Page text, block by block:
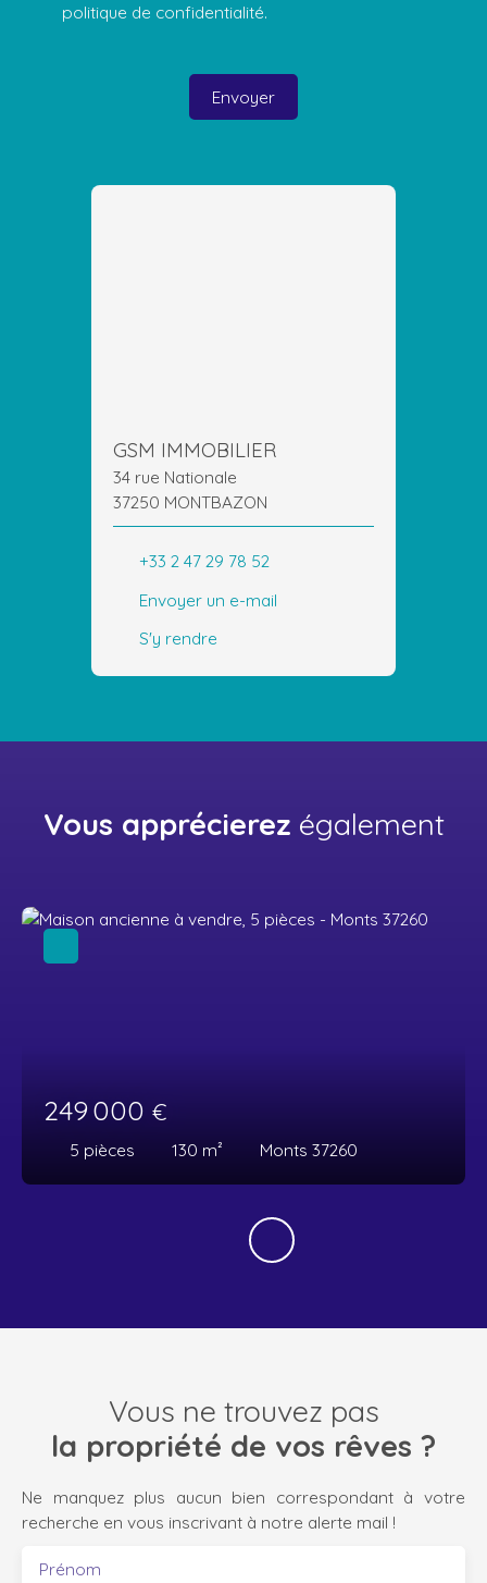
politique de confidentialité.
Envoyer
GSM IMMOBILIER
34 rue Nationale
37250 MONTBAZON
+33 2 47 29 78 52
Envoyer un e-mail
S'y rendre
Vous apprécierez également
249 000 €
5 pièces 130 m² Monts 37260
Vous ne trouvez pas
la propriété de vos rêves ?
Ne manquez plus aucun bien correspondant à votre
recherche en vous inscrivant à notre alerte mail !
Prénom